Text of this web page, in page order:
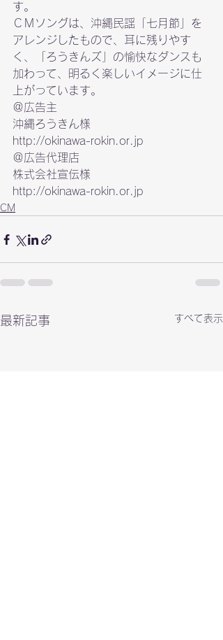
す。
ＣＭソングは、沖縄民謡「七月節」を
アレンジしたもので、耳に残りやす
く、「ろうきんズ」の愉快なダンスも
加わって、明るく楽しいイメージに仕
上がっています。
＠広告主
http://okinawa-rokin.or.jp
＠広告代理店
http://okinawa-rokin.or.jp
CM
最新記事 すべて表示